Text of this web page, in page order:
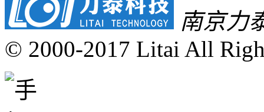
南京力
© 2000-2017 Litai All